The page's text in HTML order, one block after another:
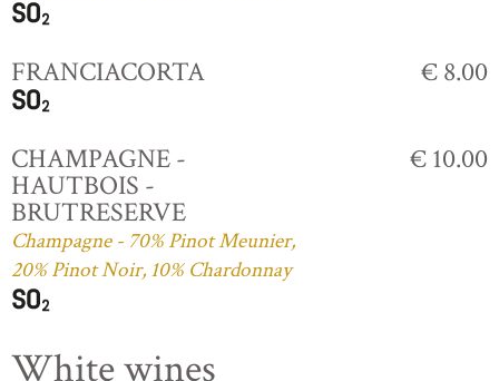
FRANCIACORTA € 8.00
CHAMPAGNE -
HAUTBOIS -
BRUTRESERVE
Champagne - 70% Pinot Meunier,
20% Pinot Noir, 10% Chardonnay
€ 10.00
White wines